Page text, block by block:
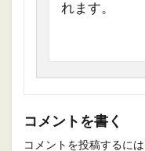
れます。
コメントを書く
コメントを投稿するには